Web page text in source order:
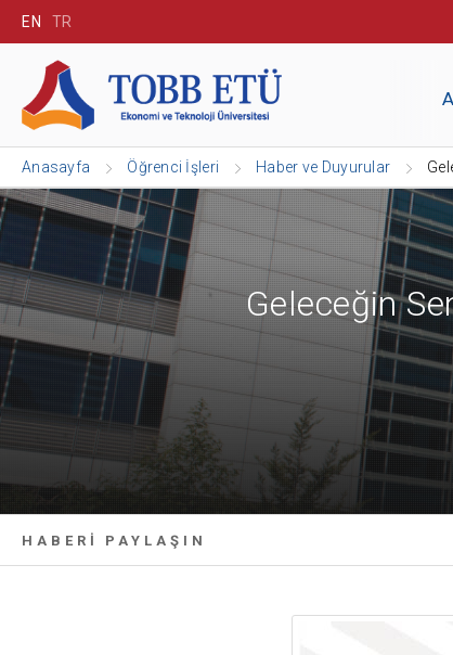
EN TR
Anasayfa Öğrenci İşleri Haber ve Duyurular
Geleceğin
HABERİ PAYLAŞIN